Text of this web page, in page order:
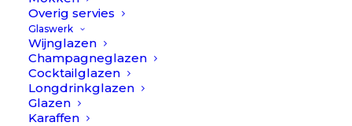
Overig servies
Glaswerk
Wijnglazen
Champagneglazen
Cocktailglazen
Longdrinkglazen
Glazen
Karaffen